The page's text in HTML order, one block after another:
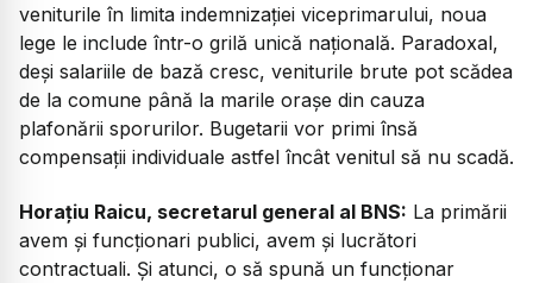
veniturile în limita indemnizației viceprimarului, noua
lege le include într-o grilă unică națională. Paradoxal,
deși salariile de bază cresc, veniturile brute pot scădea
de la comune până la marile orașe din cauza
plafonării sporurilor. Bugetarii vor primi însă
compensații individuale astfel încât venitul să nu scadă.
Horațiu Raicu, secretarul general al BNS: La primării
avem și funcționari publici, avem și lucrători
contractuali. Și atunci, o să spună un funcționar